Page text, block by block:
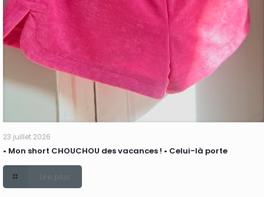
23 juillet 2026
• Mon short CHOUCHOU des vacances ! • Celui-là porte
Lire plus